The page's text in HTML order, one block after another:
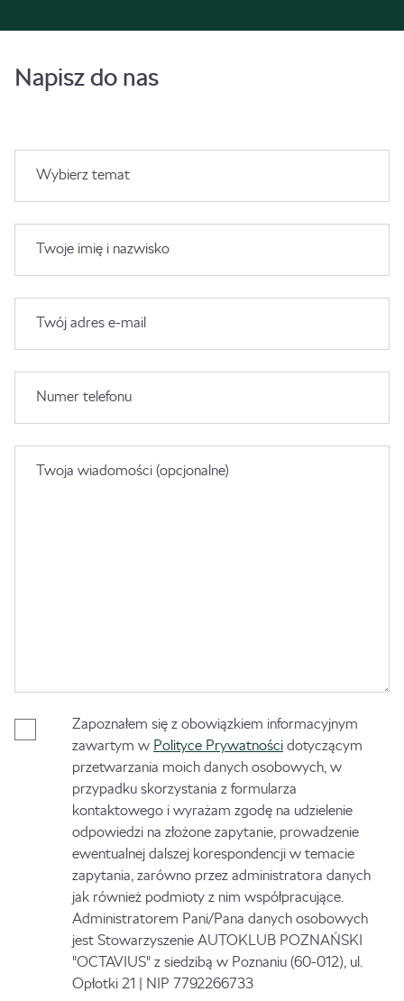
Napisz do nas
Wybierz temat
Twoje imię i nazwisko
Twój adres e-mail
Numer telefonu
Twoja wiadomości (opcjonalne)
Zapoznałem się z obowiązkiem informacyjnym
zawartym w Polityce Prywatności dotyczącym
przetwarzania moich danych osobowych, w
przypadku skorzystania z formularza
kontaktowego i wyrażam zgodę na udzielenie
odpowiedzi na złożone zapytanie, prowadzenie
ewentualnej dalszej korespondencji w temacie
zapytania, zarówno przez administratora danych
jak również podmioty z nim współpracujące.
Administratorem Pani/Pana danych osobowych
jest Stowarzyszenie AUTOKLUB POZNAŃSKI
"OCTAVIUS" z siedzibą w Poznaniu (60-012), ul.
Opłotki 21 | NIP 7792266733